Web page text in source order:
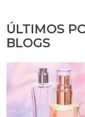
ÚLTIMOS
BLOGS